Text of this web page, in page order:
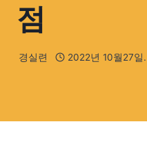
점
경실련 2022년 10월27일.